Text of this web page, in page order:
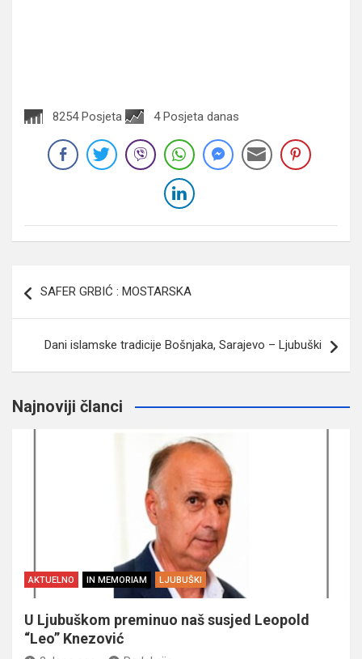
8254 Posjeta 4 Posjeta danas
članaka
SAFER GRBIĆ : MOSTARSKA
Dani islamske tradicije Bošnjaka, Sarajevo – Ljubuški
Najnoviji članci
AKTUELNO IN MEMORIAM LJUBUŠKI
U Ljubuškom preminuo naš susjed Leopold
“Leo” Knezović